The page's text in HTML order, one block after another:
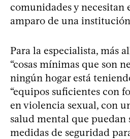
comunidades y necesitan
amparo de una
Para la especialista, más
“cosas mínimas que son
ningún hogar está
“equipos suficientes con
en violencia sexual, con
salud mental que puedan
medidas de seguridad